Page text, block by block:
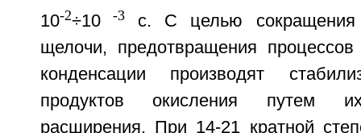
10-2÷10-3с. С целью сокращения
щелочи, предотвращения
конденсации производят
продуктов окисления путем их
расширения. При 14-21 кратной